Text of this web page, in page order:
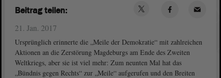
21. Jan. 2017
Ursprünglich erinnerte die „Meile der Demokratie“ mit zahlreichen
Aktionen an die Zerstörung Magdeburgs am Ende des Zweiten
Weltkriegs, aber sie ist viel mehr: Zum neunten Mal hat das
„Bündnis gegen Rechts“ zur „Meile“ aufgerufen und den Breiten
Beitrag teilen: